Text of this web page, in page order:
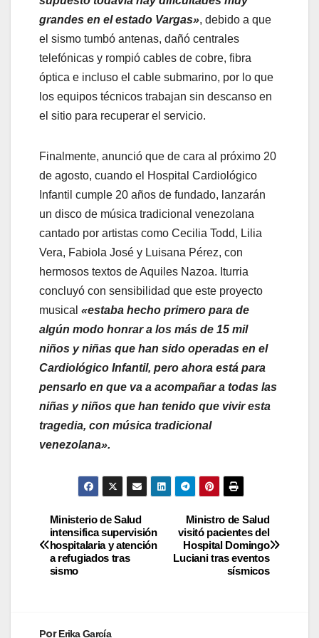
grandes en el estado Vargas», debido a que
el sismo tumbó antenas, dañó centrales
telefónicas y rompió cables de cobre, fibra
óptica e incluso el cable submarino, por lo que
los equipos técnicos trabajan sin descanso en
el sitio para recuperar el servicio.
​Finalmente, anunció que de cara al próximo 20
de agosto, cuando el Hospital Cardiológico
Infantil cumple 20 años de fundado, lanzarán
un disco de música tradicional venezolana
cantado por artistas como Cecilia Todd, Lilia
Vera, Fabiola José y Luisana Pérez, con
hermosos textos de Aquiles Nazoa. Iturria
concluyó con sensibilidad que este proyecto
musical «estaba hecho primero para de
algún modo honrar a los más de 15 mil
niños y niñas que han sido operadas en el
Cardiológico Infantil, pero ahora está para
pensarlo en que va a acompañar a todas las
niñas y niños que han tenido que vivir esta
tragedia, con música tradicional
venezolana».
Ministro de Salud
visitó pacientes del
Hospital Domingo
Luciani tras eventos
sísmicos
Ministerio de Salud
intensifica supervisión
hospitalaria y atención
a refugiados tras
sismo
PorErika García